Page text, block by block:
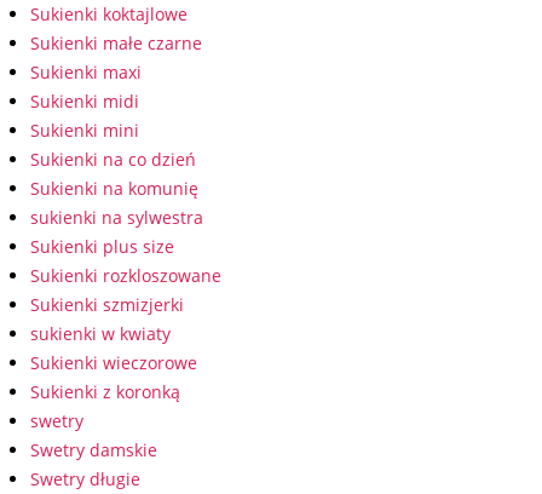
Sukienki koktajlowe
Sukienki małe czarne
Sukienki maxi
Sukienki midi
Sukienki mini
Sukienki na co dzień
Sukienki na komunię
sukienki na sylwestra
Sukienki plus size
Sukienki rozkloszowane
Sukienki szmizjerki
sukienki w kwiaty
Sukienki wieczorowe
Sukienki z koronką
swetry
Swetry damskie
Swetry długie